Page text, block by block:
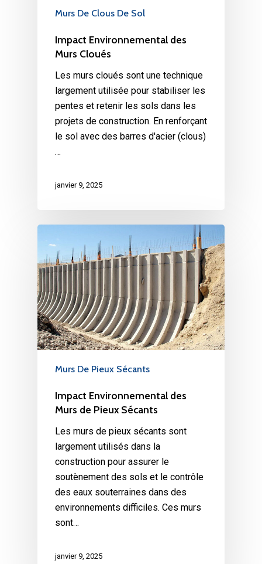
Murs De Clous De Sol
Impact Environnemental des
Murs Cloués
Les murs cloués sont une technique
largement utilisée pour stabiliser les
pentes et retenir les sols dans les
projets de construction. En renforçant
le sol avec des barres d'acier (clous)
…
janvier 9, 2025
Murs De Pieux Sécants
Impact Environnemental des
Murs de Pieux Sécants
Les murs de pieux sécants sont
largement utilisés dans la
construction pour assurer le
soutènement des sols et le contrôle
des eaux souterraines dans des
environnements difficiles. Ces murs
sont…
janvier 9, 2025